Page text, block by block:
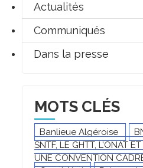
Actualités
Communiqués
Dans la presse
MOTS CLÉS
Banlieue Algéroise
SNTF, LE GHTT, L’ONAT
UNE CONVENTION